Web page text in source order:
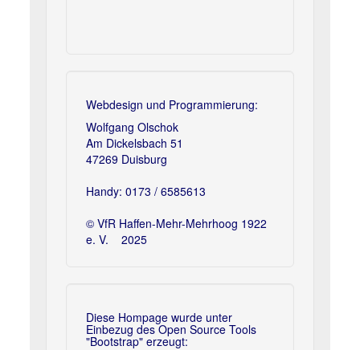
Webdesign und Programmierung:
Wolfgang Olschok
Am Dickelsbach 51
47269 Duisburg
Handy: 0173 / 6585613
© VfR Haffen-Mehr-Mehrhoog 1922
e. V. 2025
Diese Hompage wurde unter
Einbezug des Open Source Tools
"Bootstrap" erzeugt: